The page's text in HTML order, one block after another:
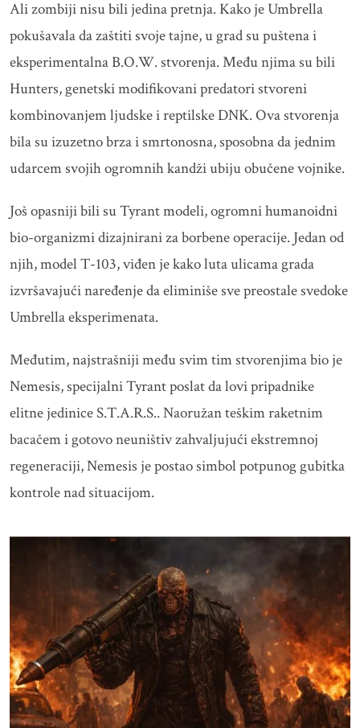
Ali zombiji nisu bili jedina pretnja. Kako je Umbrella
pokušavala da zaštiti svoje tajne, u grad su puštena i
eksperimentalna B.O.W. stvorenja. Među njima su bili
Hunters, genetski modifikovani predatori stvoreni
kombinovanjem ljudske i reptilske DNK. Ova stvorenja
bila su izuzetno brza i smrtonosna, sposobna da jednim
udarcem svojih ogromnih kandži ubiju obučene vojnike.
Još opasniji bili su Tyrant modeli, ogromni humanoidni
bio-organizmi dizajnirani za borbene operacije. Jedan od
njih, model T-103, viđen je kako luta ulicama grada
izvršavajući naređenje da eliminiše sve preostale svedoke
Umbrella eksperimenata.
Međutim, najstrašniji među svim tim stvorenjima bio je
Nemesis, specijalni Tyrant poslat da lovi pripadnike
elitne jedinice S.T.A.R.S.. Naoružan teškim raketnim
bacačem i gotovo neuništiv zahvaljujući ekstremnoj
regeneraciji, Nemesis je postao simbol potpunog gubitka
kontrole nad situacijom.